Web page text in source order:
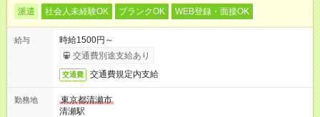
派遣 社会人未経験OK ブランクOK WEB登録・面接OK
給与
時給1500円～
交通費別途支給あり
交通費 交通費規定内支給
勤務地
東京都清瀬市
清瀬駅